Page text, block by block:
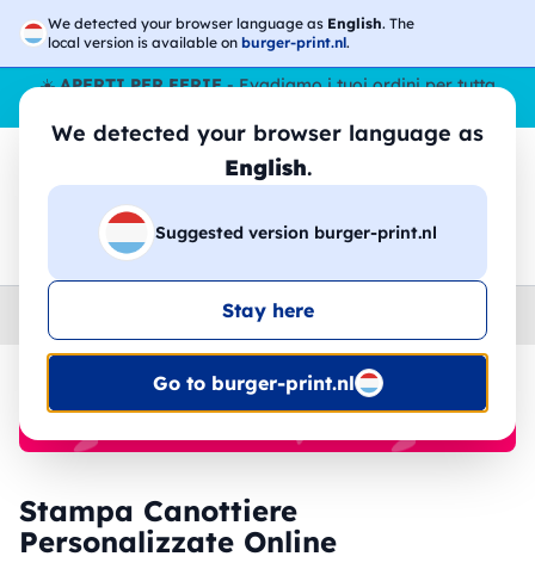
We detected your browser language as English. The
local version is available on burger-print.nl.
We detected your browser language as
English.
Suggested version burger-print.nl
Stay here
Go to burger-print.nl
☀️APERTI PER FERIE- Evadiamo i tuoi ordini per tutta
🔎 Cerca tra i prodotti
🔥 -30% Stampa DTF
Stampa Canottiere
Personalizzate Online